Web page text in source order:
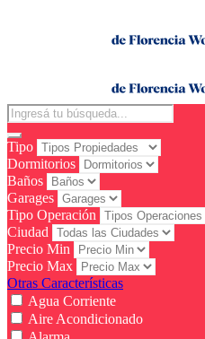
Tipo
Dormitorios
Baños
Garages
Tipo Operación
Ciudad
Precio Min
Precio Max
Otras Características
Agua Corriente
Aire Acondicionado